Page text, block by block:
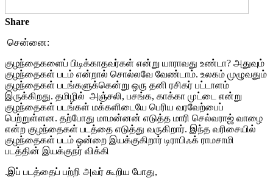
Share
சென்னை:
குழந்தைகளைப் பிடிக்காதவர்கள் என்று யாராவது உண்டா? அதுவும்
குழந்தைகள் படம் என்றால் சொல்லவே வேண்டாம். உலகம் முழுவதும்
குழந்தைகள் படங்களுக்கென்று ஒரு தனி ரசிகர் பட்டாளம்
இருக்கிறது. தமிழில் அஞ்சலி, பசங்க, காக்கா முட்டை என்று
குழந்தைகள் படங்கள் மக்களிடையே பெரிய வரவேற்பைப்
பெற்றுள்ளன. தற்போது மாமன்னன் எடுத்த மாரி செல்வராஜ் வாழை
என்ற குழந்தைகள் படத்தை எடுத்து வருகிறார். இந்த வரிசையில்
குழந்தைகள் படம் ஒன்றை இயக்குகிறார் டிராபிஃக் ராமசாமி
படத்தின் இயக்குநர் விக்கி
.இப் படத்தைப் பற்றி அவர் கூறிய போது,